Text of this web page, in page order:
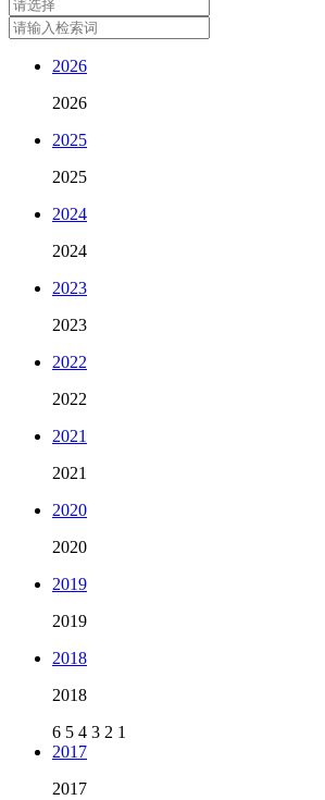
2026
2026
2025
2025
2024
2024
2023
2023
2022
2022
2021
2021
2020
2020
2019
2019
2018
2018
6 5 4 3 2 1
2017
2017